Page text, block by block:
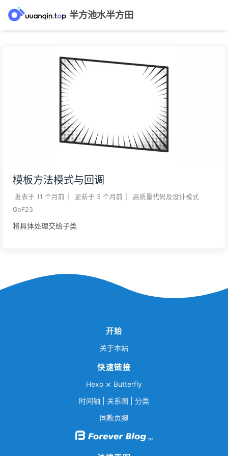
半方池水半方田
模板方法模式与回调
发表于 11 个月前 更新于 3 个月前
高质量代码及设计模式
GoF23
将具体处理交给子类
开始
关于本站
快速链接
Hexo ⨯ Butterfly
时间轴
关系图
分类
同款页脚